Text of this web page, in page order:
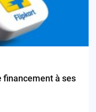
financement à ses